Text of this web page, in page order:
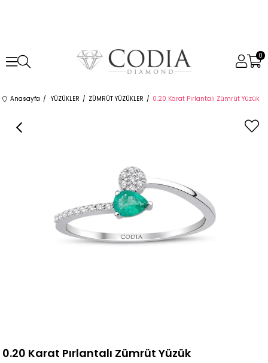
0
Anasayfa YÜZÜKLER ZÜMRÜT YÜZÜKLER 0.20 Karat Pırlantalı Zümrüt Yüzük
0.20 Karat Pırlantalı Zümrüt Yüzük